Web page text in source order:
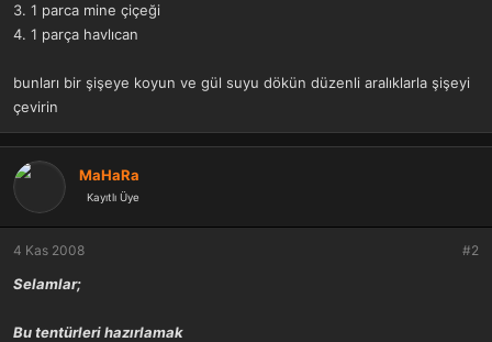
3. 1 parca mine çiçeği
4. 1 parça havlıcan
bunları bir şişeye koyun ve gül suyu dökün düzenli aralıklarla şişeyi
çevirin
MaHaRa
Kayıtlı Üye
4 Kas 2008 #2
Selamlar;
Bu tentürleri hazırlamak